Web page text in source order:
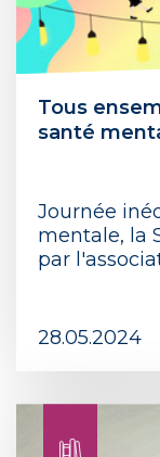
Tous
santé
Journée
mentale, la
par
28.05.2024